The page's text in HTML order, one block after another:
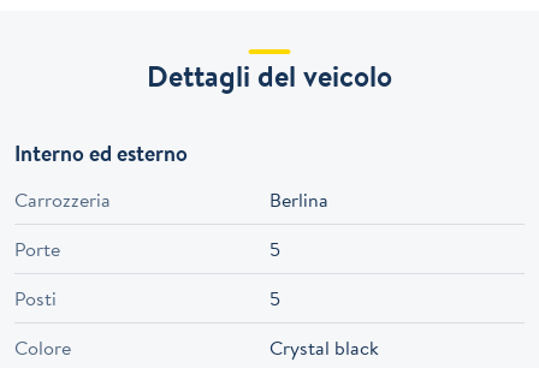
Dettagli del veicolo
Interno ed esterno
Carrozzeria
Berlina
Porte
5
Posti
5
Colore
Crystal black